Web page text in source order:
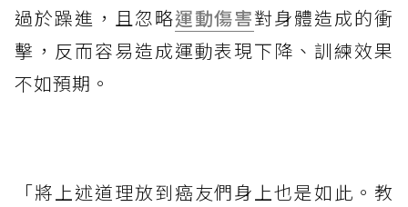
過於躁進，且忽略運動傷害對身體造成的衝
擊，反而容易造成運動表現下降、訓練效果
不如預期。
「將上述道理放到癌友們身上也是如此。教